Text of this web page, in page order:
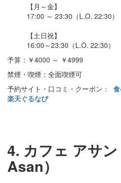
【月～金】
17:00 ～ 23:30（L.O. 22:30）
【土日祝】
16:00～23:30（L.O. 22:30）
予算：￥4000 ～ ￥4999
禁煙・喫煙：全面喫煙可
予約サイト・口コミ・クーポン：
楽天ぐるなび
4. カフェ アサ
Asan）